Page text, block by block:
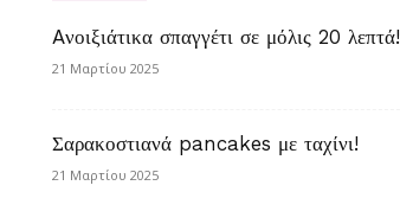
Aνοιξιάτικα σπαγγέτι σε μόλις 20 λεπτά!
21 Μαρτίου 2025
Σαρακοστιανά pancakes με ταχίνι!
21 Μαρτίου 2025